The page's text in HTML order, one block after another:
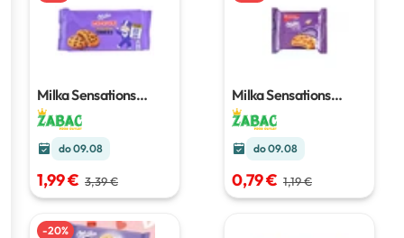
Milka Sensations
Cookies
do 09.08
1,99 € 3,39 €
Milka Sensations
Cookies
do 09.08
0,79 € 1,19 €
-20%